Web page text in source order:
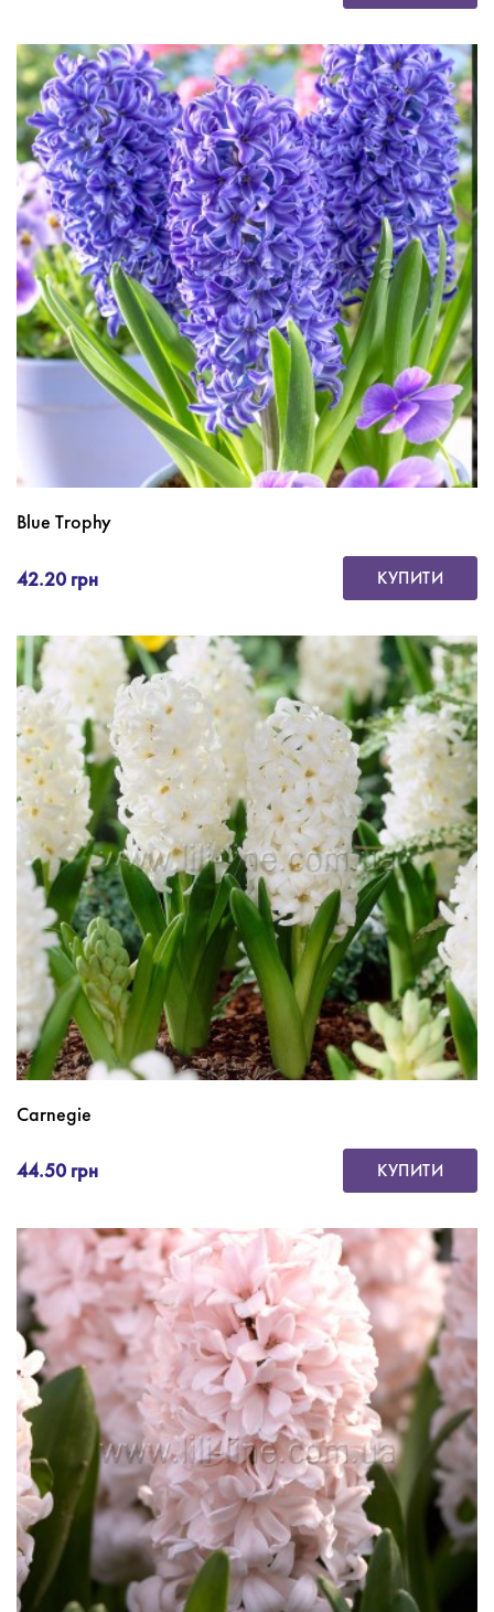
Blue Trophy
42.20 грн КУПИТИ
Carnegie
44.50 грн КУПИТИ